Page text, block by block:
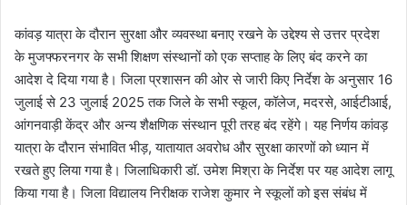
कांवड़ यात्रा के दौरान सुरक्षा और व्यवस्था बनाए रखने के उद्देश्य से उत्तर प्रदेश
के मुजफ्फरनगर के सभी शिक्षण संस्थानों को एक सप्ताह के लिए बंद करने का
आदेश दे दिया गया है। जिला प्रशासन की ओर से जारी किए निर्देश के अनुसार 16
जुलाई से 23 जुलाई 2025 तक जिले के सभी स्कूल, कॉलेज, मदरसे, आईटीआई,
आंगनवाड़ी केंद्र और अन्य शैक्षणिक संस्थान पूरी तरह बंद रहेंगे। यह निर्णय कांवड़
यात्रा के दौरान संभावित भीड़, यातायात अवरोध और सुरक्षा कारणों को ध्यान में
रखते हुए लिया गया है। जिलाधिकारी डॉ. उमेश मिश्रा के निर्देश पर यह आदेश लागू
किया गया है। जिला विद्यालय निरीक्षक राजेश कुमार ने स्कूलों को इस संबंध में